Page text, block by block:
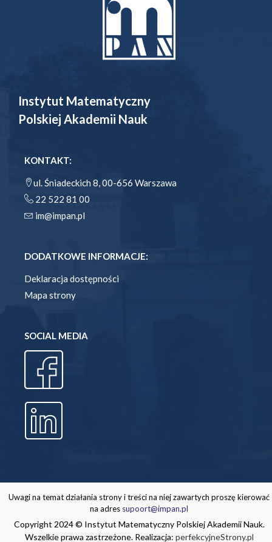
Instytut Matematyczny
Polskiej Akademii Nauk
KONTAKT:
ul. Śniadeckich 8, 00-656 Warszawa
22 522 81 00
im@impan.pl
DODATKOWE INFORMACJE:
Deklaracja dostępności
Mapa strony
SOCIAL MEDIA
Uwagi na temat działania strony i treści na niej zawartych proszę kierować
na adres supoort@impan.pl
Copyright 2024 © Instytut Matematyczny Polskiej Akademii Nauk.
Wszelkie prawa zastrzeżone. Realizacja: perfekcyjneStrony.pl